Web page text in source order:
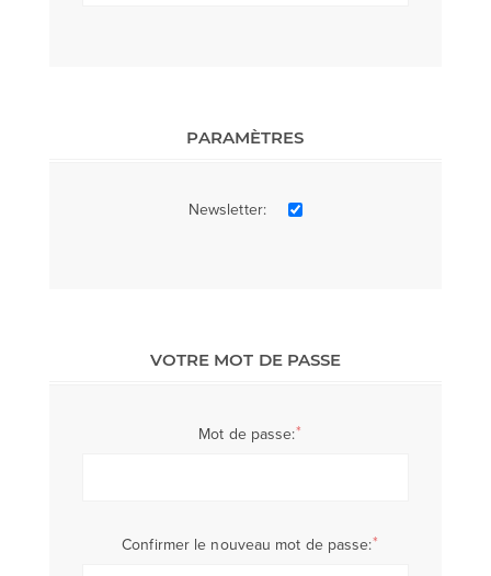
PARAMÈTRES
Newsletter:
VOTRE MOT DE PASSE
Mot de passe:*
Confirmer le nouveau mot de passe:*